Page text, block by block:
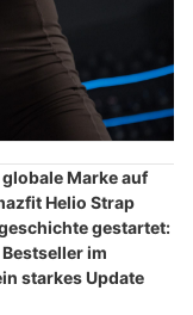
Marke auf
Helio Strap
gestartet:
im
starkes Update